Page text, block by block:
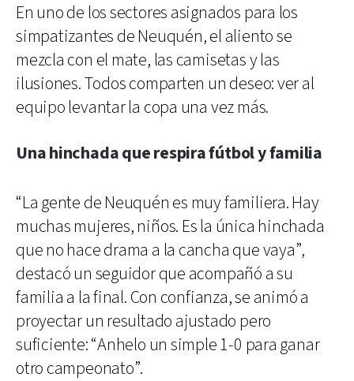
En uno de los sectores asignados para los
simpatizantes de Neuquén, el aliento se
mezcla con el mate, las camisetas y las
ilusiones. Todos comparten un deseo: ver al
equipo levantar la copa una vez más.
Una hinchada que respira fútbol y familia
“La gente de Neuquén es muy familiera. Hay
muchas mujeres, niños. Es la única hinchada
que no hace drama a la cancha que vaya”,
destacó un seguidor que acompañó a su
familia a la final. Con confianza, se animó a
proyectar un resultado ajustado pero
suficiente: “Anhelo un simple 1-0 para ganar
otro campeonato”.